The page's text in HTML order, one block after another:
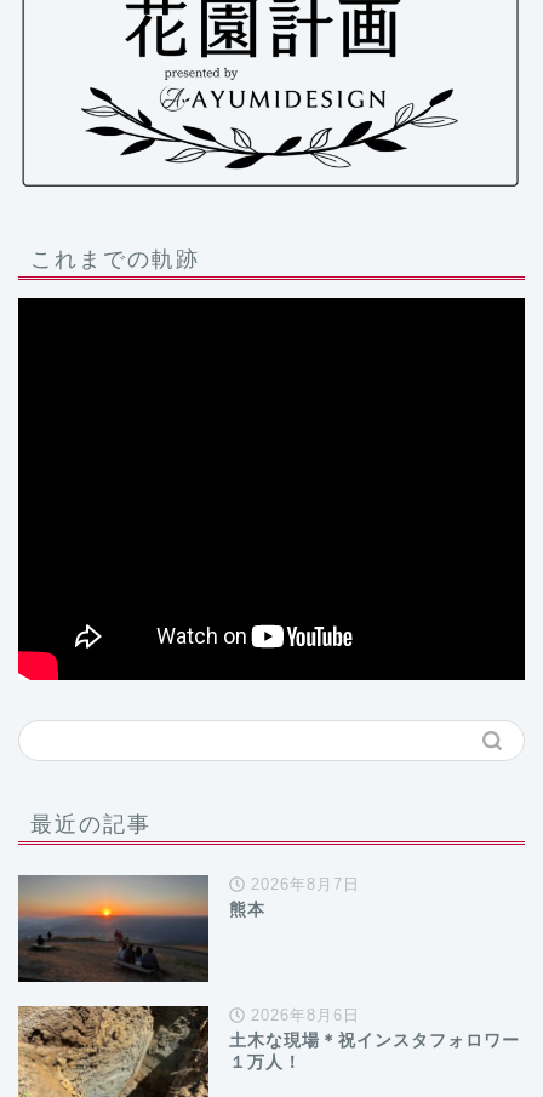
これまでの軌跡
最近の記事
2026年8月7日
熊本
2026年8月6日
土木な現場＊祝インスタフォロワー
１万人！